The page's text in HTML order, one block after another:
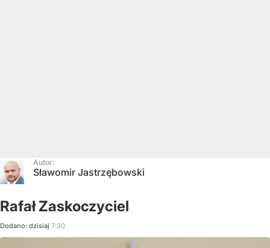
Autor:
Sławomir Jastrzębowski
Rafał Zaskoczyciel
Dodano: dzisiaj 7:30